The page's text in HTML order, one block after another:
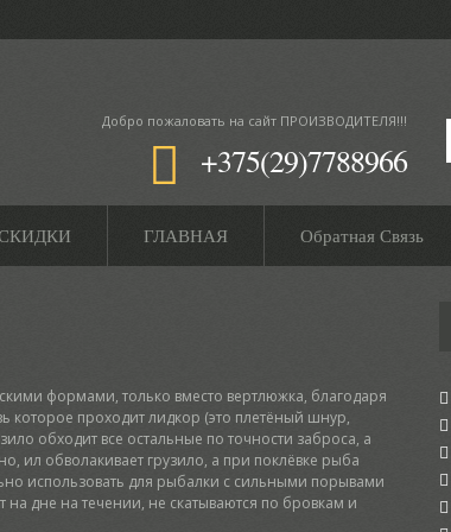
Добро пожаловать на сайт ПРОИЗВОДИТЕЛЯ!!!
+375(29)7788966
ГЛАВНАЯ Обратная Связь
формами, только вместо вертлюжка, благодаря
которое проходит лидкор (это плетёный шнур,
обходит все остальные по точности заброса, а
ил обволакивает грузило, а при поклёвке рыба
использовать для рыбалки с сильными порывами
на дне на течении, не скатываются по бровкам и